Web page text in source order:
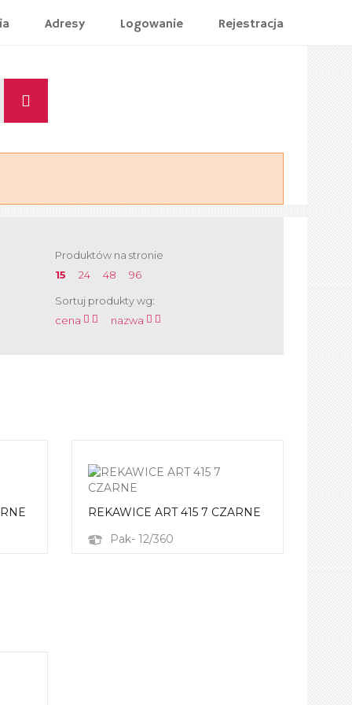
Adresy Logowanie Rejestracja
Produktów na stronie
15
24 48 96
Sortuj produkty wg:
cena
nazwa
REKAWICE ART 415 7 CZARNE
Pak- 12/360